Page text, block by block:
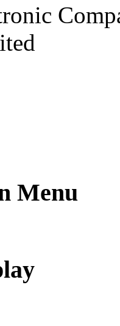
Menu